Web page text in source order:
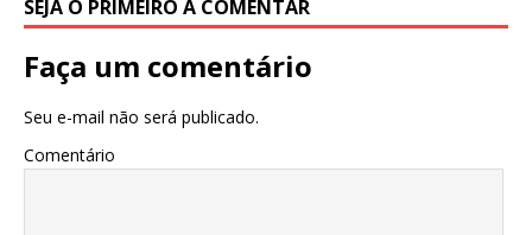
SEJA O PRIMEIRO A COMENTAR
Faça um comentário
Seu e-mail não será publicado.
Comentário